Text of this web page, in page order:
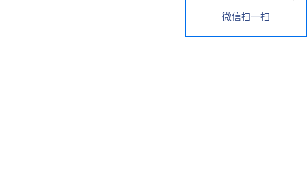
微信扫一扫